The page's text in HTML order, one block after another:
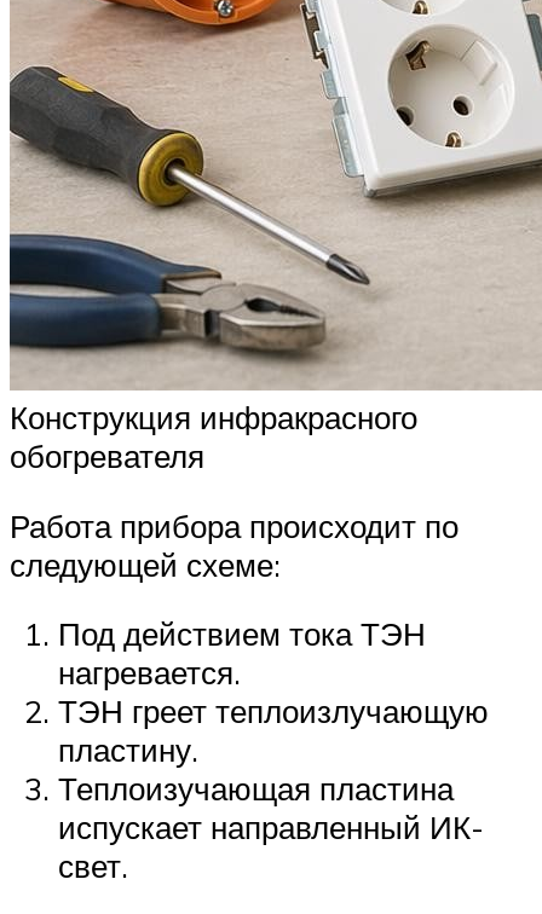
Конструкция инфракрасного
обогревателя
Работа прибора происходит по
следующей схеме:
Под действием тока ТЭН
нагревается.
ТЭН греет теплоизлучающую
пластину.
Теплоизучающая пластина
испускает направленный ИК-
свет.